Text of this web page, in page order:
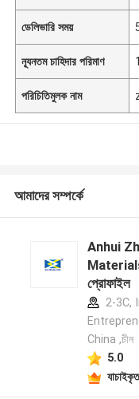
ডেলিভারি সময়
ন্যূনতম চাহিদার পরিমাণ
পরিচিতিমুলক নাম
আমাদের সম্পর্কে
Anhui
প্রোফাইল
2-3C,
China ,চীন
5.0